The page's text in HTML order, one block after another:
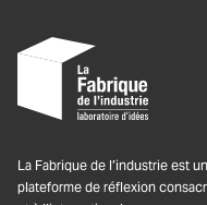
La Fabrique de l’industrie est
plateforme de réflexion